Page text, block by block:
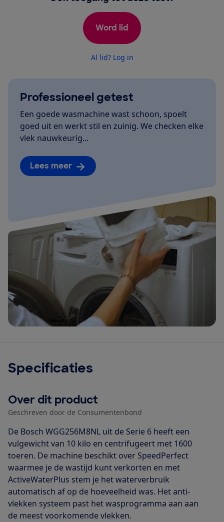
Word lid
Al lid? Log in
Professioneel getest
Een goede wasmachine wast schoon, spoelt
goed uit en werkt stil en zuinig. We checken elke
vlek nauwkeurig...
Lees meer
Specificaties
Over dit product
Geschreven door de Consumentenbond
De Bosch WGG256M8NL uit de Serie 6 heeft een
vulgewicht van 10 kilo en centrifugeert met 1600
toeren. De machine beschikt over SpeedPerfect
waarmee je de wastijd kunt verkorten en met
ActiveWaterPlus stem je het waterverbruik
automatisch af op de hoeveelheid was. Het anti-
vlekken systeem past het wasprogramma aan aan
de meest voorkomende vlekken.